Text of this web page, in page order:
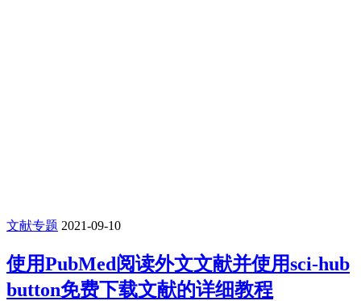
文献专题 2021-09-10
使用PubMed阅读外文文献并使用sci-hub
button免费下载文献的详细教程